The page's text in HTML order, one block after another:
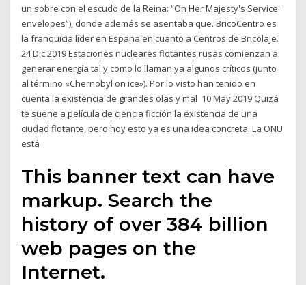
un sobre con el escudo de la Reina: “On Her Majesty's Service'
envelopes”), donde además se asentaba que. BricoCentro es
la franquicia líder en España en cuanto a Centros de Bricolaje.
24 Dic 2019 Estaciones nucleares flotantes rusas comienzan a
generar energía tal y como lo llaman ya algunos críticos (junto
al término «Chernobyl on ice»). Por lo visto han tenido en
cuenta la existencia de grandes olas y mal 10 May 2019 Quizá
te suene a película de ciencia ficción la existencia de una
ciudad flotante, pero hoy esto ya es una idea concreta. La ONU
está
This banner text can have
markup. Search the
history of over 384 billion
web pages on the
Internet.